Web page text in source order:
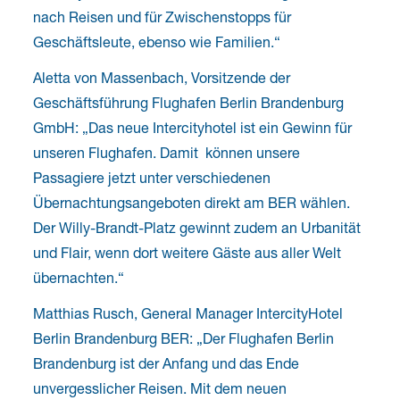
nach Reisen und für Zwischenstopps für
Geschäftsleute, ebenso wie Familien.“
Aletta von Massenbach, Vorsitzende der
Geschäftsführung Flughafen Berlin Brandenburg
GmbH: „Das neue Intercityhotel ist ein Gewinn für
unseren Flughafen. Damit können unsere
Passagiere jetzt unter verschiedenen
Übernachtungsangeboten direkt am BER wählen.
Der Willy-Brandt-Platz gewinnt zudem an Urbanität
und Flair, wenn dort weitere Gäste aus aller Welt
übernachten.“
Matthias Rusch, General Manager IntercityHotel
Berlin Brandenburg BER: „Der Flughafen Berlin
Brandenburg ist der Anfang und das Ende
unvergesslicher Reisen. Mit dem neuen